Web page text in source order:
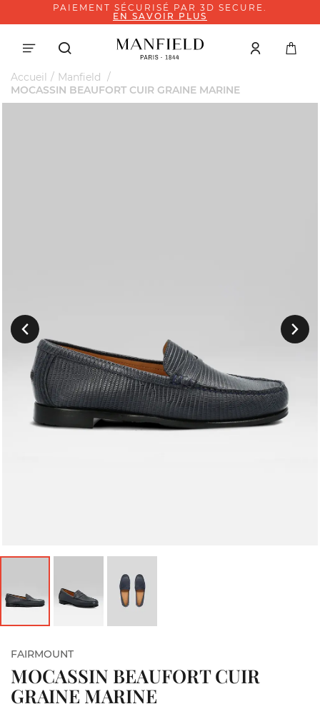
PAIEMENT SÉCURISÉ PAR 3D SECURE.
EN SAVOIR PLUS
Accueil
Manfield
MOCASSIN BEAUFORT CUIR GRAINE MARINE
Précedent Suivant
FAIRMOUNT
MOCASSIN BEAUFORT CUIR
GRAINE MARINE